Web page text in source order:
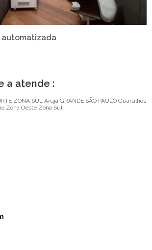
automatizada
a atende :
ZONA SUL Arujá GRANDE SÃO PAULO Guarulhos
Zona Oeste Zona Sul